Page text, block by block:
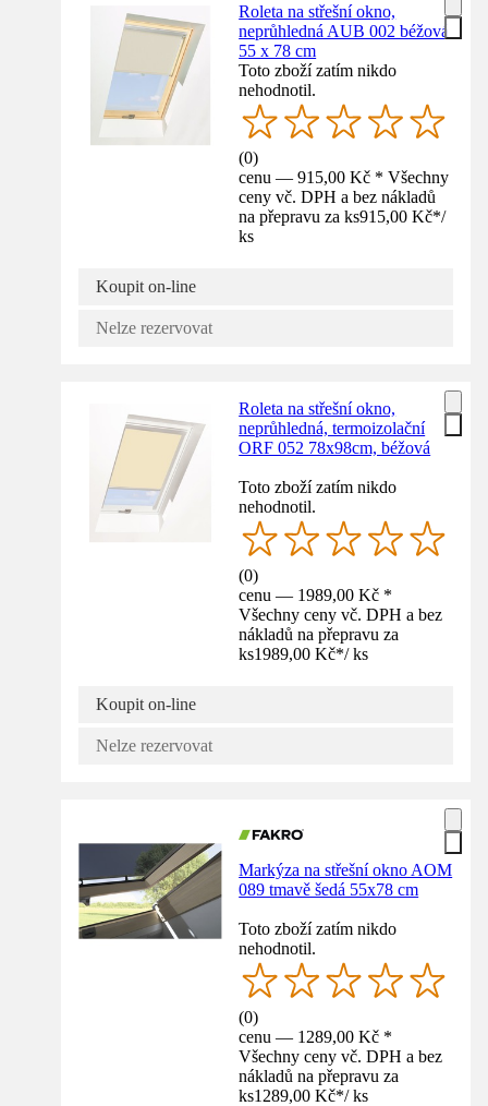
Roleta na střešní okno,
neprůhledná AUB 002 béžová
55 x 78 cm
Toto zboží zatím nikdo
nehodnotil.
(0)
cenu — 915,00 Kč * Všechny
ceny vč. DPH a bez nákladů
na přepravu za ks915,00 Kč*/
ks
Koupit on-line
Nelze rezervovat
Roleta na střešní okno,
neprůhledná, termoizolační
ORF 052 78x98cm, béžová
Toto zboží zatím nikdo
nehodnotil.
(0)
cenu — 1989,00 Kč *
Všechny ceny vč. DPH a bez
nákladů na přepravu za
ks1989,00 Kč*/ ks
Koupit on-line
Nelze rezervovat
Markýza na střešní okno AOM
089 tmavě šedá 55x78 cm
Toto zboží zatím nikdo
nehodnotil.
(0)
cenu — 1289,00 Kč *
Všechny ceny vč. DPH a bez
nákladů na přepravu za
ks1289,00 Kč*/ ks